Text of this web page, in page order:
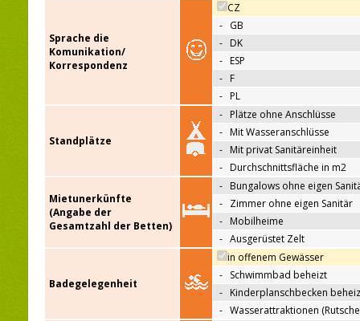
Sprache die
Komunikation/
Korrespondenz
CZ
- GB
- DK
- ESP
- F
- PL
Standplätze
- Plätze ohne Anschlüsse
- Mit Wasseranschlüsse
- Mit privat Sanitäreinheit
- Durchschnittsfläche in m2
Mietunerkünfte
(Angabe der
Gesamtzahl der Betten)
- Bungalows ohne eigen
- Zimmer ohne eigen Sanitär
- Mobilheime
- Ausgerüstet Zelt
Badegelegenheit
in offenem Gewässer
- Schwimmbad beheizt
- Kinderplanschbecken
- Wasserattraktionen